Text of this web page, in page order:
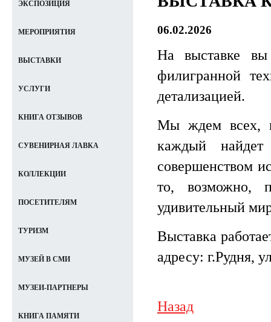
06.02.2026
На выставке вы
филигранной
детализацией.
Мы ждем всех,
каждый
совершенством
то, возможно,
удивительный
Выставка
адресу: г.Рудня,
Назад
ЭКСПОЗИЦИЯ
МЕРОПРИЯТИЯ
ВЫСТАВКИ
УСЛУГИ
КНИГА ОТЗЫВОВ
СУВЕНИРНАЯ ЛАВКА
КОЛЛЕКЦИИ
ПОСЕТИТЕЛЯМ
ТУРИЗМ
МУЗЕЙ В СМИ
МУЗЕИ-ПАРТНЕРЫ
КНИГА ПАМЯТИ